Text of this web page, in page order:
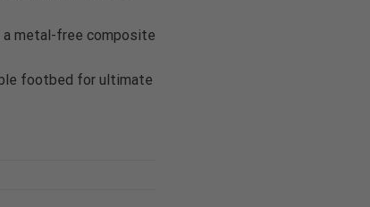
metal-free composite
footbed for ultimate